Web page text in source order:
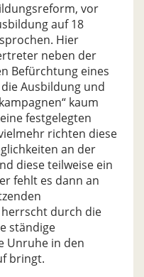
vor
auf 18
Hier
neben der
Befürchtung eines
Ausbildung und
kaum
festgelegten
richten diese
an der
diese teilweise ein
fehlt es dann an
durch die
ständige
Unruhe in den
bringt.